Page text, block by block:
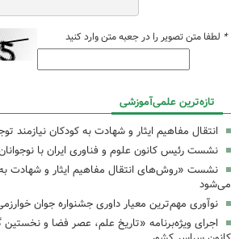
* لطفا متن تصویر را در جعبه متن وارد کنید
تازه‌ترین علمی‌آموزشی
انتقال مفاهیم ایثار و شهادت به کودکان نیازمند
نشست رئیس کانون علوم و فناوری ایران با
نشست «روش‌های انتقال مفاهیم ایثار و شهادت به
می‌شود
نوآوری مهم‌ترین معیار داوری جشنواره جوان
اجرای ویژه‌برنامه «تاریخ علم، عصر فضا و نخستین